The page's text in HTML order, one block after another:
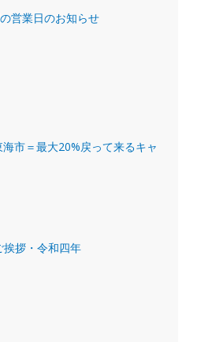
営業日のお知らせ
市＝最大20%戻って来るキャ
挨拶・令和四年